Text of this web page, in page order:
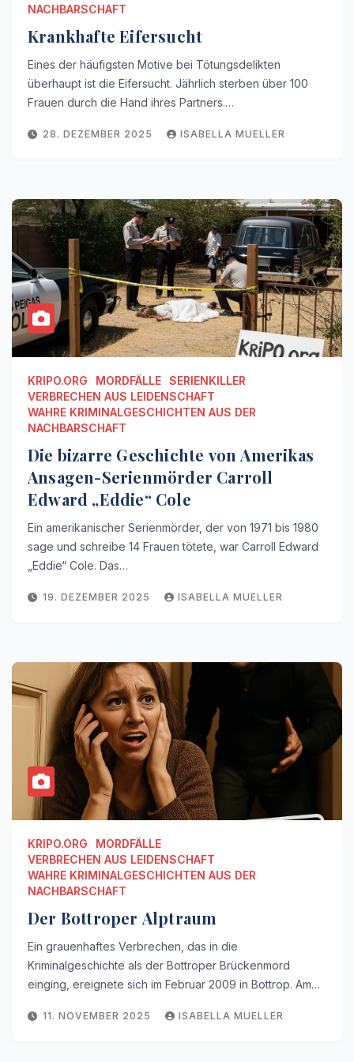
NACHBARSCHAFT
Krankhafte Eifersucht
Eines der häufigsten Motive bei Tötungsdelikten
überhaupt ist die Eifersucht. Jährlich sterben über 100
Frauen durch die Hand ihres Partners.…
28. DEZEMBER 2025 ISABELLA MUELLER
KRIPO.ORG MORDFÄLLE SERIENKILLER
VERBRECHEN AUS LEIDENSCHAFT
WAHRE KRIMINALGESCHICHTEN AUS DER
NACHBARSCHAFT
Die bizarre Geschichte von Amerikas
Ansagen-Serienmörder Carroll
Edward „Eddie“ Cole
Ein amerikanischer Serienmörder, der von 1971 bis 1980
sage und schreibe 14 Frauen tötete, war Carroll Edward
„Eddie“ Cole. Das…
19. DEZEMBER 2025 ISABELLA MUELLER
KRIPO.ORG
MORDFÄLLE
VERBRECHEN AUS LEIDENSCHAFT
WAHRE KRIMINALGESCHICHTEN AUS DER
NACHBARSCHAFT
Der Bottroper Alptraum
Ein grauenhaftes Verbrechen, das in die
Kriminalgeschichte als der Bottroper Brückenmord
einging, ereignete sich im Februar 2009 in Bottrop. Am…
11. NOVEMBER 2025 ISABELLA MUELLER